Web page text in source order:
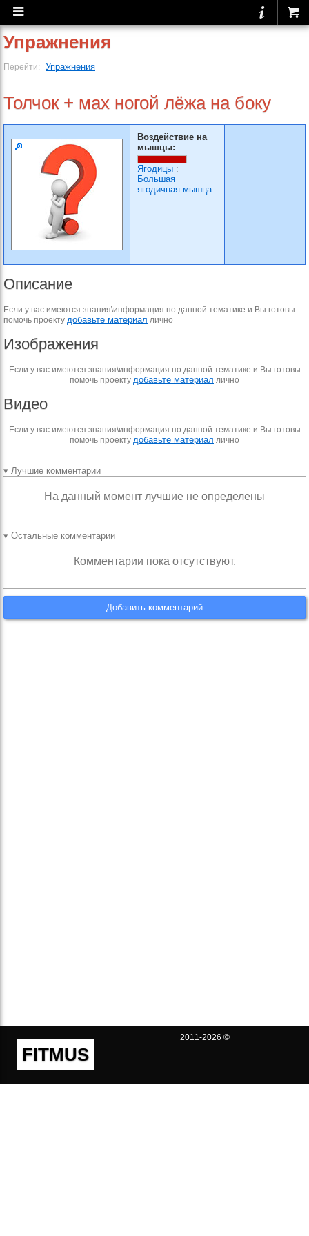
Упражнения
Перейти: Упражнения
Толчок + мах ногой лёжа на боку
Воздействие на
мышцы:
Ягодицы :
Большая
ягодичная мышца.
Описание
Если у вас имеются знания\информация по данной тематике и Вы готовы
помочь проекту добавьте материал лично
Изображения
Если у вас имеются знания\информация по данной тематике и Вы готовы
помочь проекту добавьте материал лично
Видео
Если у вас имеются знания\информация по данной тематике и Вы готовы
помочь проекту добавьте материал лично
▾ Лучшие комментарии
На данный момент лучшие не определены
▾ Остальные комментарии
Комментарии пока отсутствуют.
Добавить комментарий
FITMUS
2011-2026 ©